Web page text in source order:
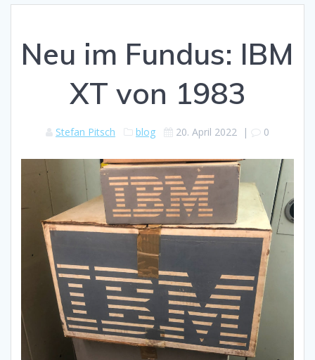
Neu im Fundus: IBM
XT von 1983
Stefan Pitsch blog 20. April 2022 | 0